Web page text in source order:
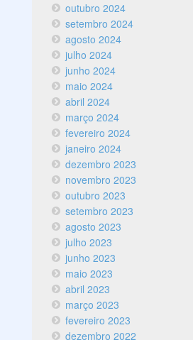
outubro 2024
setembro 2024
agosto 2024
julho 2024
junho 2024
maio 2024
abril 2024
março 2024
fevereiro 2024
janeiro 2024
dezembro 2023
novembro 2023
outubro 2023
setembro 2023
agosto 2023
julho 2023
junho 2023
maio 2023
abril 2023
março 2023
fevereiro 2023
dezembro 2022